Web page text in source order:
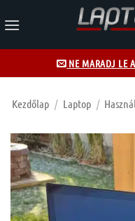
to
NE MARADJ LE
Kezdőlap / Laptop /